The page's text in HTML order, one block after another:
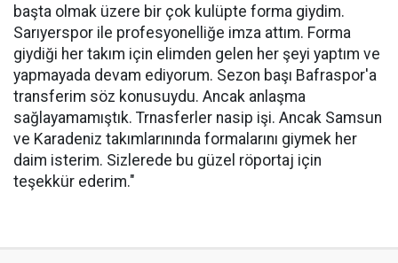
başta olmak üzere bir çok kulüpte forma giydim.
Sarıyerspor ile profesyonelliğe imza attım. Forma
giydiği her takım için elimden gelen her şeyi yaptım ve
yapmayada devam ediyorum. Sezon başı Bafraspor'a
transferim söz konusuydu. Ancak anlaşma
sağlayamamıştık. Trnasferler nasip işi. Ancak Samsun
ve Karadeniz takımlarınında formalarını giymek her
daim isterim. Sizlerede bu güzel röportaj için
teşekkür ederim."